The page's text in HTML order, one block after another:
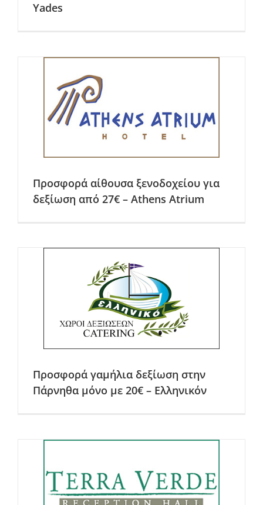
Yades
Προσφορά αίθουσα ξενοδοχείου για
δεξίωση από 27€ – Athens Atrium
Προσφορά γαμήλια δεξίωση στην
Πάρνηθα μόνο με 20€ – Ελληνικόν